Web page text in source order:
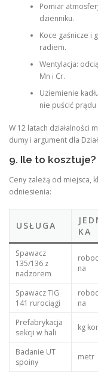
Pomiar
dzienniku.
Koce gaśnicze i
radiem.
Wentylacja:
Mn i Cr.
Uziemienie
nie puścić prądu
W 12 latach działalności
dumy i argument dla
9. Ile to
Ceny zależą od miejsca,
odniesienia:
USŁUGA
KA
Spawacz
135/136 z
nadzorem
na
Spawacz TIG
141 rurociągi
na
Prefabrykacja
sekcji w hali
kg
Badanie UT
spoiny
metr